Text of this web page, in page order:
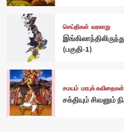
செய்திகள் வரலாறு
(பகுதி-1)
சமயம் மரபுக் கவிதைகள்
சக்தியும் சிவனும்